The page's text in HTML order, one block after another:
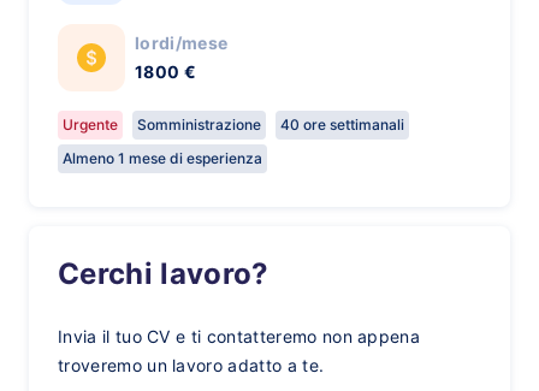
lordi/mese
1800 €
Urgente Somministrazione
40 ore settimanali
Almeno 1 mese di esperienza
Cerchi lavoro?
Invia il tuo CV e ti contatteremo non appena
troveremo un lavoro adatto a te.